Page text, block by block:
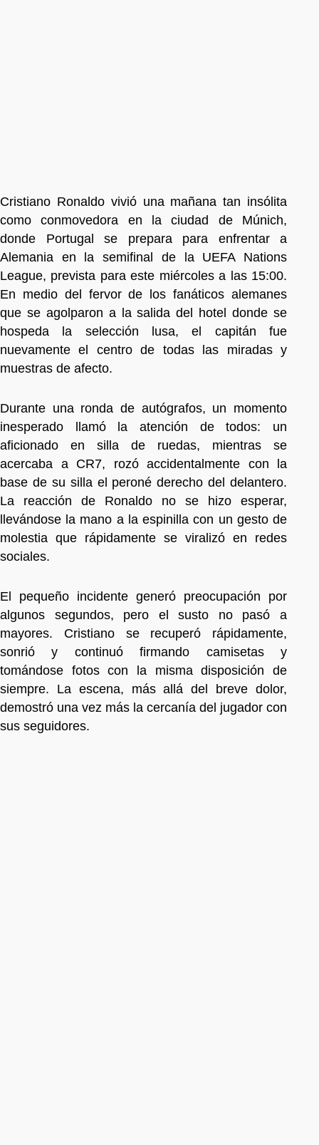
Cristiano Ronaldo vivió una mañana tan insólita
como conmovedora en la ciudad de Múnich,
donde Portugal se prepara para enfrentar a
Alemania en la semifinal de la UEFA Nations
League, prevista para este miércoles a las 15:00.
En medio del fervor de los fanáticos alemanes
que se agolparon a la salida del hotel donde se
hospeda la selección lusa, el capitán fue
nuevamente el centro de todas las miradas y
muestras de afecto.
Durante una ronda de autógrafos, un momento
inesperado llamó la atención de todos: un
aficionado en silla de ruedas, mientras se
acercaba a CR7, rozó accidentalmente con la
base de su silla el peroné derecho del delantero.
La reacción de Ronaldo no se hizo esperar,
llevándose la mano a la espinilla con un gesto de
molestia que rápidamente se viralizó en redes
sociales.
El pequeño incidente generó preocupación por
algunos segundos, pero el susto no pasó a
mayores. Cristiano se recuperó rápidamente,
sonrió y continuó firmando camisetas y
tomándose fotos con la misma disposición de
siempre. La escena, más allá del breve dolor,
demostró una vez más la cercanía del jugador con
sus seguidores.